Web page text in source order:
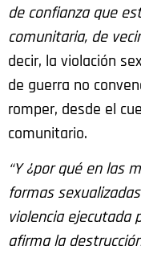
de confianza que
comunitaria, de
decir, la violación
de guerra no
romper, desde el
comunitario.
“Y ¿por qué en las
formas
violencia ejecutada
afirma la